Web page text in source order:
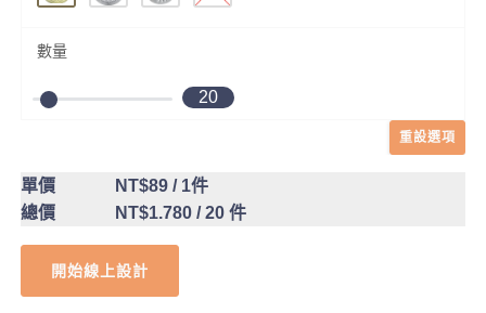
數量
20
重設選項
單價 NT$89/ 1件
總價
NT$1.780/ 20 件
開始線上設計